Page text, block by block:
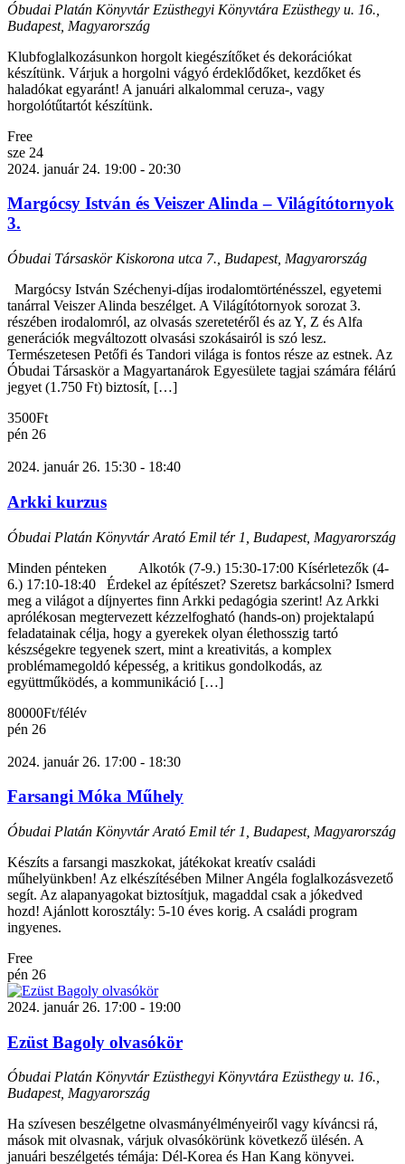
Óbudai Platán Könyvtár Ezüsthegyi Könyvtára Ezüsthegy u. 16.,
Budapest, Magyarország
Klubfoglalkozásunkon horgolt kiegészítőket és dekorációkat
készítünk. Várjuk a horgolni vágyó érdeklődőket, kezdőket és
haladókat egyaránt! A januári alkalommal ceruza-, vagy
horgolótűtartót készítünk.
Free
sze 24
2024. január 24. 19:00 - 20:30
Margócsy István és Veiszer Alinda – Világítótornyok
3.
Óbudai Társaskör Kiskorona utca 7., Budapest, Magyarország
Margócsy István Széchenyi-díjas irodalomtörténésszel, egyetemi
tanárral Veiszer Alinda beszélget. A Világítótornyok sorozat 3.
részében irodalomról, az olvasás szeretetéről és az Y, Z és Alfa
generációk megváltozott olvasási szokásairól is szó lesz.
Természetesen Petőfi és Tandori világa is fontos része az estnek. Az
Óbudai Társaskör a Magyartanárok Egyesülete tagjai számára félárú
jegyet (1.750 Ft) biztosít, […]
3500Ft
pén 26
2024. január 26. 15:30 - 18:40
Arkki kurzus
Óbudai Platán KönyvtárArató Emil tér 1, Budapest, Magyarország
Minden pénteken Alkotók (7-9.) 15:30-17:00 Kísérletezők (4-
6.) 17:10-18:40 Érdekel az építészet? Szeretsz barkácsolni? Ismerd
meg a világot a díjnyertes finn Arkki pedagógia szerint! Az Arkki
aprólékosan megtervezett kézzelfogható (hands-on) projektalapú
feladatainak célja, hogy a gyerekek olyan élethosszig tartó
készségekre tegyenek szert, mint a kreativitás, a komplex
problémamegoldó képesség, a kritikus gondolkodás, az
együttműködés, a kommunikáció […]
80000Ft/félév
pén 26
2024. január 26. 17:00 - 18:30
Farsangi Móka Műhely
Óbudai Platán KönyvtárArató Emil tér 1, Budapest, Magyarország
Készíts a farsangi maszkokat, játékokat kreatív családi
műhelyünkben! Az elkészítésében Milner Angéla foglalkozásvezető
segít. Az alapanyagokat biztosítjuk, magaddal csak a jókedved
hozd! Ajánlott korosztály: 5-10 éves korig. A családi program
ingyenes.
Free
pén 26
2024. január 26. 17:00 - 19:00
Ezüst Bagoly olvasókör
Óbudai Platán Könyvtár Ezüsthegyi Könyvtára Ezüsthegy u. 16.,
Budapest, Magyarország
Ha szívesen beszélgetne olvasmányélményeiről vagy kíváncsi rá,
mások mit olvasnak, várjuk olvasókörünk következő ülésén. A
januári beszélgetés témája: Dél-Korea és Han Kang könyvei.